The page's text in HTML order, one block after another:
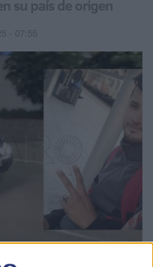
su país de origen
- 07:55